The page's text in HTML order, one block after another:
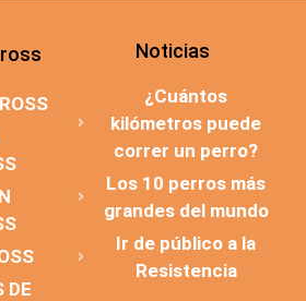
DE
Noticias
¿Cuántos
kilómetros puede
correr un perro?
Los 10 perros más
grandes del mundo
Ir de público a la
Resistencia